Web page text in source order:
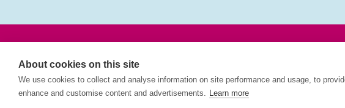
About cookies on this site
We use cookies to collect and analyse information on site performance and usage, to
enhance and customise content and advertisements. Learn more
118 63 Stockholm